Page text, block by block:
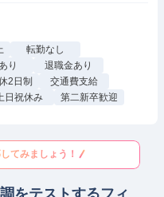
転勤なし
り
退職金あり
2日制
交通費支給
日祝休み 第二新卒歓迎
てみましょう！
をテストするフィ